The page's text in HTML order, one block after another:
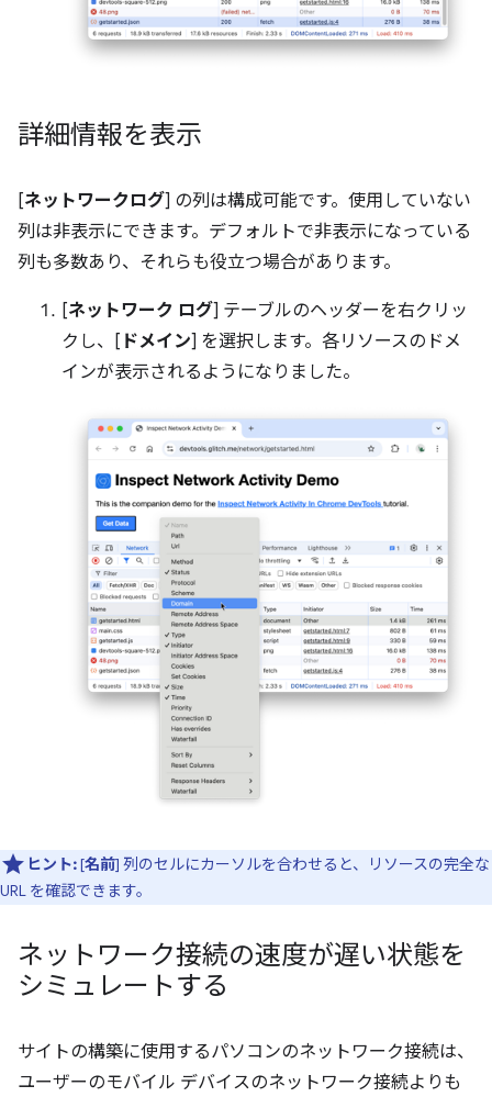
詳細情報を表示
[ネットワークログ] の列は構成可能です。使用していない
列は非表示にできます。デフォルトで非表示になっている
列も多数あり、それらも役立つ場合があります。
[ネットワーク ログ] テーブルのヘッダーを右クリッ
クし、[ ドメイン] を選択します。各リソースのドメ
インが表示されるようになりました。
ヒント:[名前] 列のセルにカーソルを合わせると、リソースの完全な
URL を確認できます。
ネットワーク接続の速度が遅い状態を
シミュレートする
サイトの構築に使用するパソコンのネットワーク接続は、
ユーザーのモバイル デバイスのネットワーク接続よりも